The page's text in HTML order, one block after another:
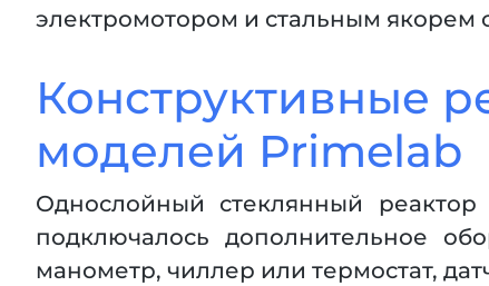
электромотором и стальным якорем
Конструктивные
моделей Primelab
Однослойный стеклянный реактор
подключалось дополнительное
манометр, чиллер или термостат,